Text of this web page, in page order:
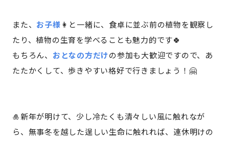
また、 お子様👩と一緒に、食卓に並ぶ前の植物を観察し
たり、植物の生育を学べることも魅力的です🍀
もちろん、 おとなの方だけの参加も大歓迎ですので、あ
たたかくして、歩きやすい格好で行きましょう！🤗
🎍新年が明けて、少し冷たくも清々しい風に触れなが
ら、無事冬を越した逞しい生命に触れれば、連休明けの